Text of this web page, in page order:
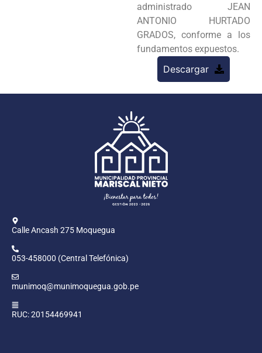
administrado JEAN
ANTONIO HURTADO
GRADOS, conforme a los
fundamentos expuestos.
Descargar
Calle Ancash 275 Moquegua
053-458000 (Central Telefónica)
munimoq@munimoquegua.gob.pe
RUC: 20154469941